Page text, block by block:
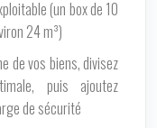
(un box de 10
24 m³)
de vos biens, divisez
puis ajoutez
de sécurité